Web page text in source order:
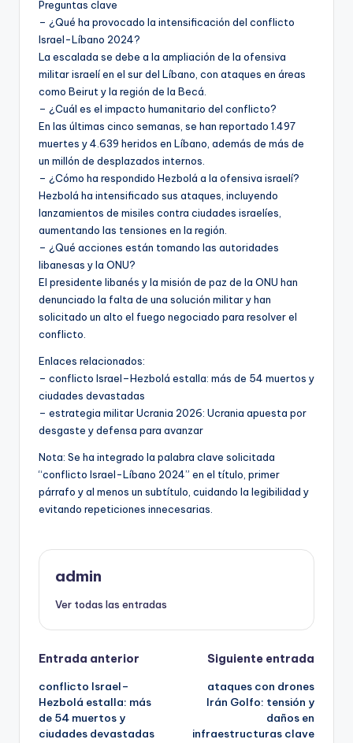
Preguntas clave
– ¿Qué ha provocado la intensificación del conflicto
Israel-Líbano 2024?
La escalada se debe a la ampliación de la ofensiva
militar israelí en el sur del Líbano, con ataques en áreas
como Beirut y la región de la Becá.
– ¿Cuál es el impacto humanitario del conflicto?
En las últimas cinco semanas, se han reportado 1.497
muertes y 4.639 heridos en Líbano, además de más de
un millón de desplazados internos.
– ¿Cómo ha respondido Hezbolá a la ofensiva israelí?
Hezbolá ha intensificado sus ataques, incluyendo
lanzamientos de misiles contra ciudades israelíes,
aumentando las tensiones en la región.
– ¿Qué acciones están tomando las autoridades
libanesas y la ONU?
El presidente libanés y la misión de paz de la ONU han
denunciado la falta de una solución militar y han
solicitado un alto el fuego negociado para resolver el
conflicto.
Enlaces relacionados:
– conflicto Israel–Hezbolá estalla: más de 54 muertos y
ciudades devastadas
– estrategia militar Ucrania 2026: Ucrania apuesta por
desgaste y defensa para avanzar
Nota: Se ha integrado la palabra clave solicitada
“conflicto Israel-Líbano 2024” en el título, primer
párrafo y al menos un subtítulo, cuidando la legibilidad y
evitando repeticiones innecesarias.
admin
Ver todas las entradas
Navegación
de
entradas
Entrada anterior
conflicto Israel–
Hezbolá estalla: más
de 54 muertos y
ciudades devastadas
Siguiente entrada
ataques con drones
Irán Golfo: tensión y
daños en
infraestructuras clave